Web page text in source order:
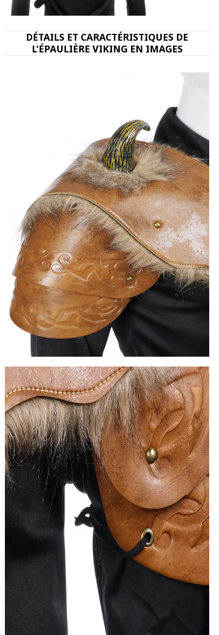
DÉTAILS ET CARACTÉRISTIQUES DE
L'ÉPAULIÈRE VIKING EN IMAGES